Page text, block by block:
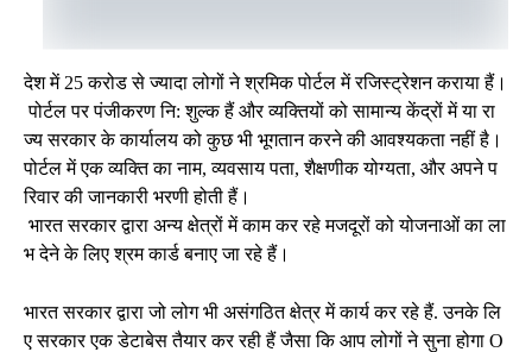
देश में 25 करोड से ज्यादा लोगों ने श्रमिक पोर्टल में रजिस्ट्रेशन कराया हैं।
पोर्टल पर पंजीकरण नि: शुल्क हैं और व्यक्तियों को सामान्य केंद्रों में या रा
ज्य सरकार के कार्यालय को कुछ भी भूगतान करने की आवश्यकता नहीं है।
पोर्टल में एक व्यक्ति का नाम, व्यवसाय पता, शैक्षणीक योग्यता, और अपने प
रिवार की जानकारी भरणी होती हैं।
भारत सरकार द्वारा अन्य क्षेत्रों में काम कर रहे मजदूरों को योजनाओं का ला
भ देने के लिए श्रम कार्ड बनाए जा रहे हैं।
भारत सरकार द्वारा जो लोग भी असंगठित क्षेत्र में कार्य कर रहे हैं. उनके लि
ए सरकार एक डेटाबेस तैयार कर रही हैं जैसा कि आप लोगों ने सुना होगा O